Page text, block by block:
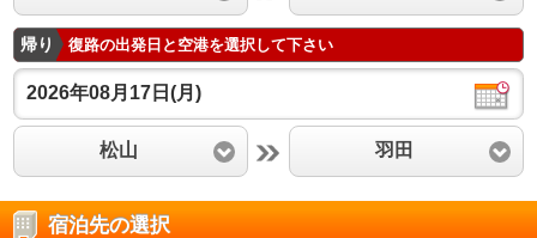
帰り 復路の出発日と空港を選択して下さい
2026年08月17日(月)
松山 羽田
宿泊先の選択